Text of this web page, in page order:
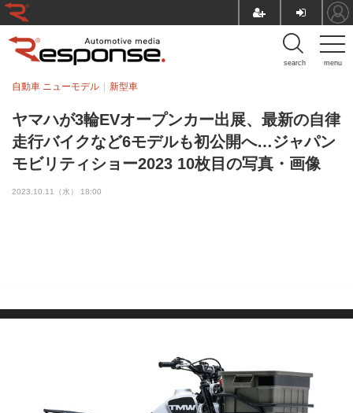
menu
search
ヤマハが3輪EVオープンカー出展、最新の自律
走行バイクなど6モデルも初公開へ…ジャパン
モビリティショー2023 10枚目の写真・画像
自動車 ニューモデル 新型車
2023.10.11（水） 18:00